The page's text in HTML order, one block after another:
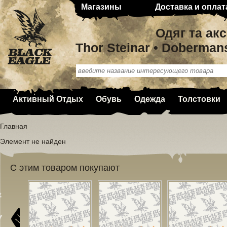
Магазины Доставка и
Одяг та
Thor Steinar •
Активный Отдых Обувь Одежда Толстовки
Главная
Элемент не найден
С этим товаром покупают